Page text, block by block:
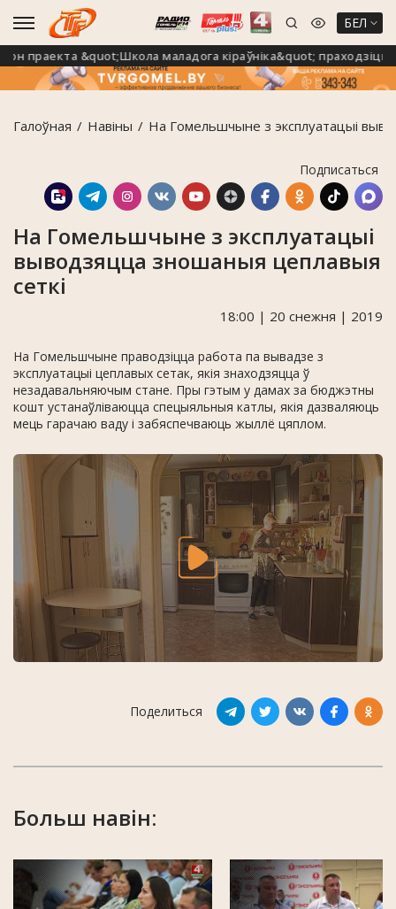
БЕЛ
&quot;Школа маладога кіраўніка&quot; праходзіць на
Галоўная Навiны На Гомельшчыне з эксплуатацыі
Подписаться
На Гомельшчыне з эксплуатацыі
выводзяцца зношаныя цеплавыя
сеткі
18:00 | 20 снежня | 2019
На Гомельшчыне праводзіцца работа па вывадзе з
эксплуатацыі цеплавых сетак, якія знаходзяцца ў
незадавальняючым стане. Пры гэтым у дамах за бюджэтны
кошт устанаўліваюцца спецыяльныя катлы, якія дазваляюць
мець гарачаю ваду і забяспечваюць жыллё цяплом.
Поделиться
Больш навін: